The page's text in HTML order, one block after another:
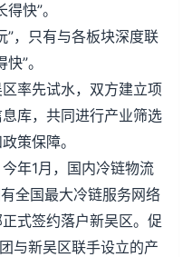
快”。
”，只有与各板块深度联
”。
率先试水，双方建立项
库，共同进行产业筛选
策保障。
年1月，国内冷链物流
全国最大冷链服务网络
式签约落户新吴区。促
与新吴区联手设立的产